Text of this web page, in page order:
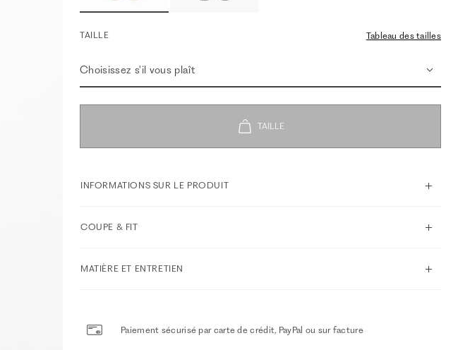
TAILLE Tableau des tailles
Choisissez s'il vous plaît
INFORMATIONS SUR LE PRODUIT
COUPE & FIT
MATIÈRE ET ENTRETIEN
Paiement sécurisé par carte de crédit, PayPal ou sur facture